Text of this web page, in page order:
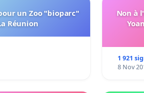
un Zoo "bioparc"
Réunion
Non à
1 921
8 Nov